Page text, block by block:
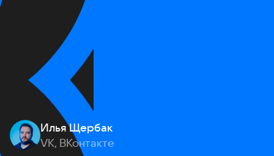
Илья Щербак
VK, ВКонтакте